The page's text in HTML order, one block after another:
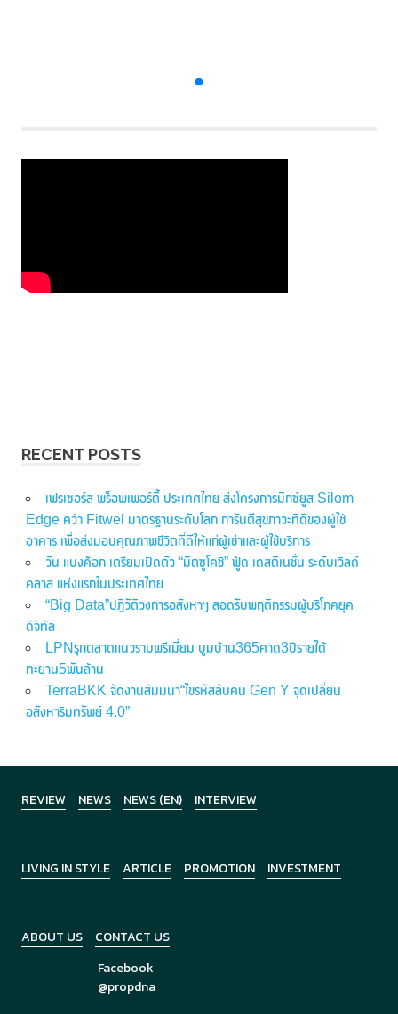
RECENT POSTS
เฟรเซอร์ส พร็อพเพอร์ตี้ ประเทศไทย ส่งโครงการมิกซ์ยูส Silom
Edge คว้า Fitwel มาตรฐานระดับโลก การันตีสุขภาวะที่ดีของผู้ใช้
อาคาร เพื่อส่งมอบคุณภาพชีวิตที่ดีให้แก่ผู้เช่าและผู้ใช้บริการ
วัน แบงค็อก เตรียมเปิดตัว “มิตซูโคชิ” ฟู้ด เดสติเนชั่น ระดับเวิลด์
คลาส แห่งแรกในประเทศไทย
“Big Data”ปฏิวัติวงการอสังหาฯ สอดรับพฤติกรรมผู้บริโภคยุค
ดิจิทัล
LPNรุกตลาดแนวราบพรีเมี่ยม บูมบ้าน365คาด3ปีรายได้
ทะยาน5พันล้าน
TerraBKK จัดงานสัมมนา“ไขรหัสลับคน Gen Y จุดเปลี่ยน
อสังหาริมทรัพย์ 4.0”
REVIEW NEWS NEWS (EN) INTERVIEW
LIVING IN STYLE ARTICLE PROMOTION INVESTMENT
ABOUT US
CONTACT US
Facebook
@propdna